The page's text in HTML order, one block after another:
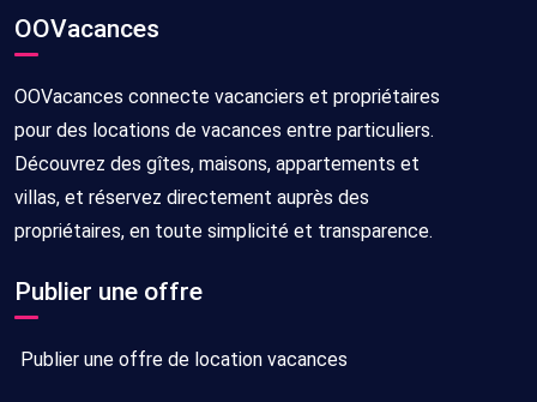
OOVacances
OOVacances connecte vacanciers et propriétaires
pour des locations de vacances entre particuliers.
Découvrez des gîtes, maisons, appartements et
villas, et réservez directement auprès des
propriétaires, en toute simplicité et transparence.
Publier une offre
Publier une offre de location vacances